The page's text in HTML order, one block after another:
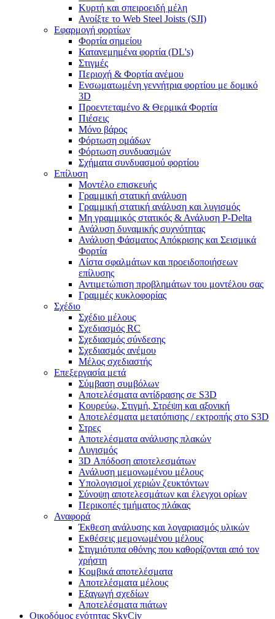
Κυρτή και σπειροειδή μέλη
Ανοίξτε το Web Steel Joists (SJI)
Εφαρμογή φορτίων
Φορτία σημείου
Κατανεμημένα φορτία (DL's)
Στιγμές
Περιοχή & Φορτία ανέμου
Ενσωματωμένη γεννήτρια φορτίου με δομικό
3D
Προεντεταμένο & Θερμικά Φορτία
Πιέσεις
Μόνο βάρος
Φόρτωση ομάδων
Φόρτωση συνδυασμών
Σχήματα συνδυασμού φορτίου
Επίλυση
Μοντέλο επισκευής
Γραμμική στατική ανάλυση
Γραμμική στατική ανάλυση και λυγισμός
Μη γραμμικός στατικός & Ανάλυση P-Delta
Ανάλυση δυναμικής συχνότητας
Ανάλυση Φάσματος Απόκρισης και Σεισμικά
Φορτία
Λίστα σφαλμάτων και προειδοποιήσεων
επίλυσης
Αντιμετώπιση προβλημάτων του μοντέλου σας
Γραμμές κυκλοφορίας
Σχέδιο
Σχέδιο μέλους
Σχεδιασμός RC
Σχεδιασμός σύνδεσης
Σχεδιασμός ανέμου
Μέλος σχεδιαστής
Επεξεργασία μετά
Σύμβαση συμβόλων
Αποτελέσματα αντίδρασης σε S3D
Κουρεύω, Στιγμή, Στρέψη και αξονική
Αποτελέσματα μετατόπισης / εκτροπής στο S3D
Στρες
Αποτελέσματα ανάλυσης πλακών
Λυγισμός
3D Απόδοση αποτελεσμάτων
Ανάλυση μεμονωμένου μέλους
Υπολογισμοί χεριών ζευκτόντων
Σύνοψη αποτελεσμάτων και έλεγχοι ορίων
Περικοπές τμήματος πλάκας
Αναφορά
Έκθεση ανάλυσης και λογαριασμός υλικών
Εκθέσεις μεμονωμένου μέλους
Στιγμιότυπα οθόνης που καθορίζονται από τον
χρήστη
Κομβικά αποτελέσματα
Αποτελέσματα μέλους
Εξαγωγή σχεδίων
Αποτελέσματα πιάτων
Οικοδόμος ενότητας SkyCiv